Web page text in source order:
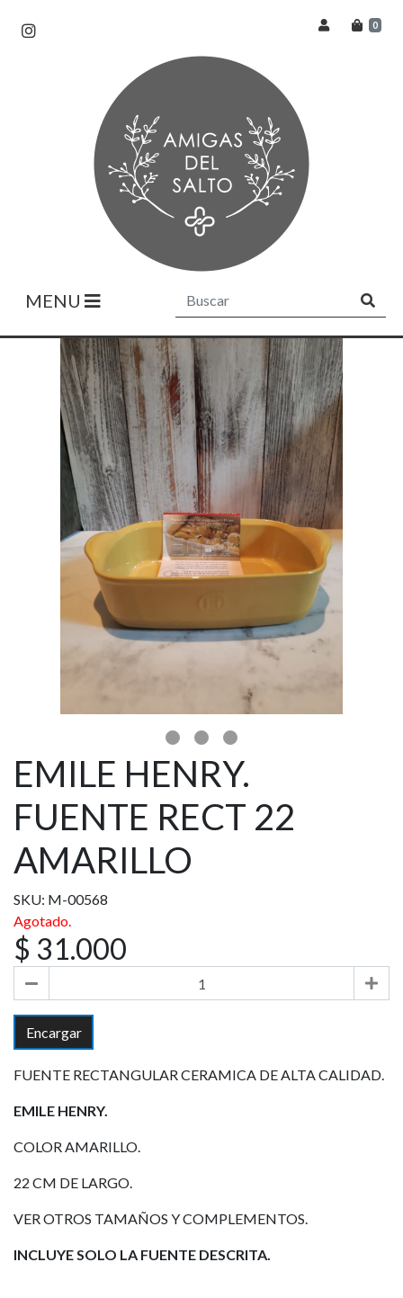
0
MENU
EMILE HENRY.
FUENTE RECT 22
AMARILLO
SKU: M-00568
Agotado.
$ 31.000
Encargar
FUENTE RECTANGULAR CERAMICA DE ALTA CALIDAD.
EMILE HENRY.
COLOR AMARILLO.
22 CM DE LARGO.
VER OTROS TAMAÑOS Y COMPLEMENTOS.
INCLUYE SOLO LA FUENTE DESCRITA.